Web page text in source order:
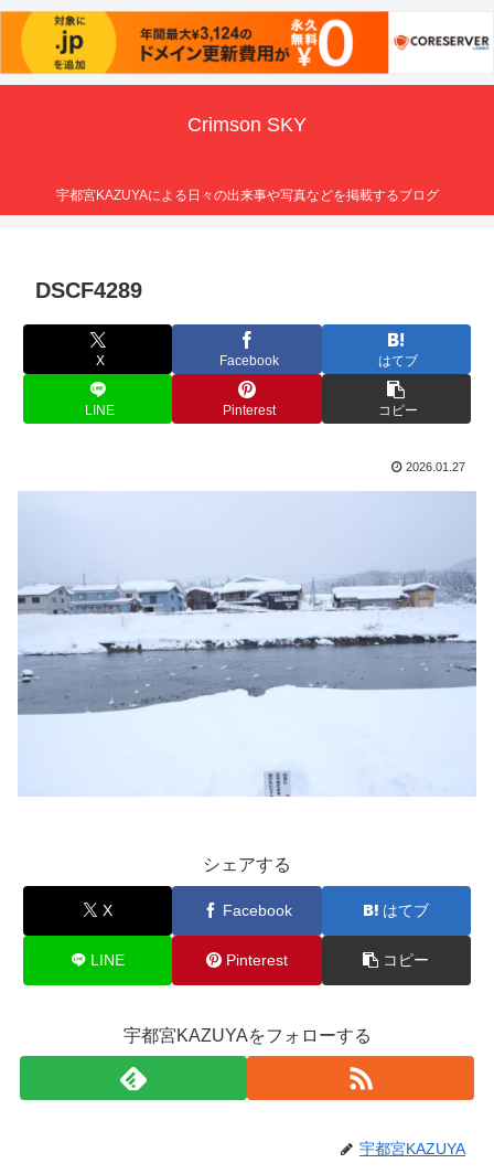
Crimson SKY
宇都宮KAZUYAによる日々の出来事や写真などを掲載するブログ
DSCF4289
X Facebook はてブ
LINE Pinterest コピー
2026.01.27
シェアする
X Facebook はてブ
LINE Pinterest コピー
宇都宮KAZUYAをフォローする
宇都宮KAZUYA